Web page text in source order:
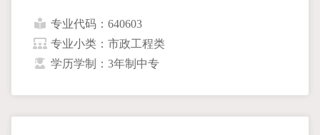
专业代码：640603
专业小类：市政工程类
学历学制：3年制中专